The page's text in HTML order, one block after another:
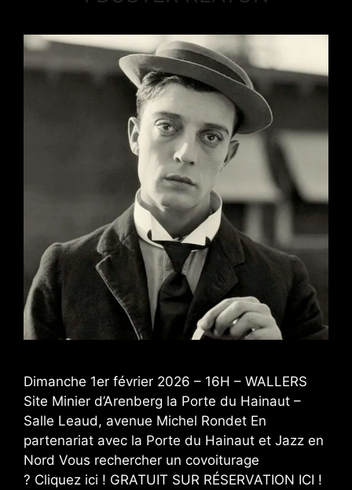
Dimanche 1er février 2026 – 16H – WALLERS
Site Minier d’Arenberg la Porte du Hainaut –
Salle Leaud, avenue Michel Rondet En
partenariat avec la Porte du Hainaut et Jazz en
Nord Vous rechercher un covoiturage
? Cliquez ici ! GRATUIT SUR RÉSERVATION ICI !